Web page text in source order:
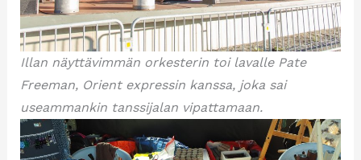
Illan näyttävimmän orkesterin toi lavalle Pate
Freeman, Orient expressin kanssa, joka sai
useammankin tanssijalan vipattamaan.